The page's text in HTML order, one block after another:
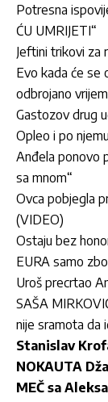
Potresna
ĆU UMRIJETI“
Jeftini trikovi za
Evo kada će se
odbrojano
Gastozov drug
Opleo i po
Anđela ponovo
sa mnom“
Ovca pobjegla
(VIDEO)
Ostaju bez
EURA samo
Uroš precrtao
SAŠA
nije sramota da
Stanislav
NOKAUTA
MEČ sa